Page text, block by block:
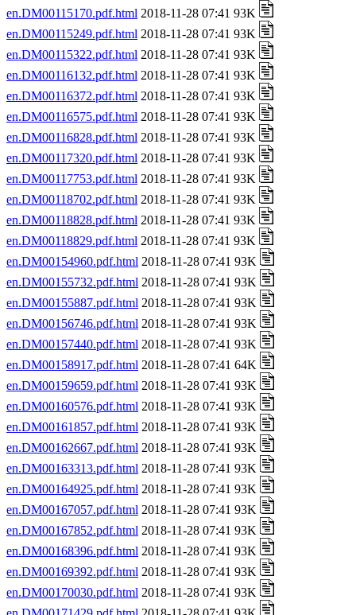
en.DM00115170.pdf.html 2018-11-28 07:41 93K
en.DM00115249.pdf.html 2018-11-28 07:41 93K
en.DM00115322.pdf.html 2018-11-28 07:41 93K
en.DM00116132.pdf.html 2018-11-28 07:41 93K
en.DM00116372.pdf.html 2018-11-28 07:41 93K
en.DM00116575.pdf.html 2018-11-28 07:41 93K
en.DM00116828.pdf.html 2018-11-28 07:41 93K
en.DM00117320.pdf.html 2018-11-28 07:41 93K
en.DM00117753.pdf.html 2018-11-28 07:41 93K
en.DM00118702.pdf.html 2018-11-28 07:41 93K
en.DM00118828.pdf.html 2018-11-28 07:41 93K
en.DM00118829.pdf.html 2018-11-28 07:41 93K
en.DM00154960.pdf.html 2018-11-28 07:41 93K
en.DM00155732.pdf.html 2018-11-28 07:41 93K
en.DM00155887.pdf.html 2018-11-28 07:41 93K
en.DM00156746.pdf.html 2018-11-28 07:41 93K
en.DM00157440.pdf.html 2018-11-28 07:41 93K
en.DM00158917.pdf.html 2018-11-28 07:41 64K
en.DM00159659.pdf.html 2018-11-28 07:41 93K
en.DM00160576.pdf.html 2018-11-28 07:41 93K
en.DM00161857.pdf.html 2018-11-28 07:41 93K
en.DM00162667.pdf.html 2018-11-28 07:41 93K
en.DM00163313.pdf.html 2018-11-28 07:41 93K
en.DM00164925.pdf.html 2018-11-28 07:41 93K
en.DM00167057.pdf.html 2018-11-28 07:41 93K
en.DM00167852.pdf.html 2018-11-28 07:41 93K
en.DM00168396.pdf.html 2018-11-28 07:41 93K
en.DM00169392.pdf.html 2018-11-28 07:41 93K
en.DM00170030.pdf.html 2018-11-28 07:41 93K